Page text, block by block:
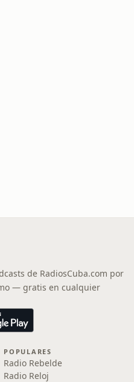
de RadiosCuba.com por
— gratis en cualquier
POPULARES
Radio Rebelde
Radio Reloj